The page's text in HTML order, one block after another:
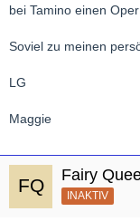
bei Tamino einen
Soviel zu meinen
LG
Maggie
Fairy
INAKTIV